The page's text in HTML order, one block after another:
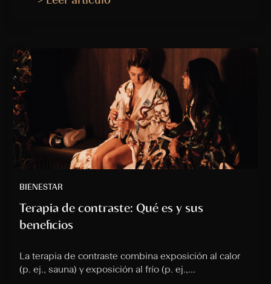
BIENESTAR
Terapia de contraste: Qué es y sus
beneficios
Laterapia de contraste combinaexposición al calor
(p. ej., sauna) yexposición al frío (p. ej.,...